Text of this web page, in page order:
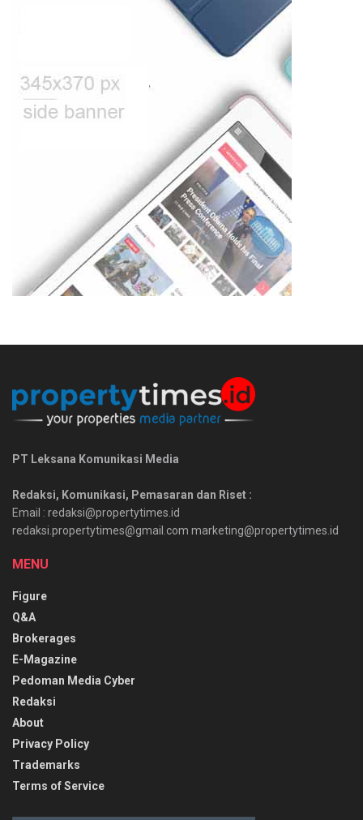
PT Leksana Komunikasi Media
Redaksi, Komunikasi, Pemasaran dan Riset :
Email : redaksi@propertytimes.id
redaksi.propertytimes@gmail.com marketing@propertytimes.id
MENU
Figure
Q&A
Brokerages
E-Magazine
Pedoman Media Cyber
Redaksi
About
Privacy Policy
Trademarks
Terms of Service